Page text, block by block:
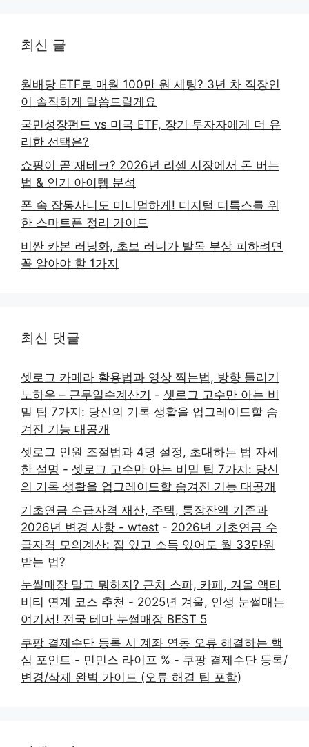
최신 글
월배당 ETF로 매월 100만 원 세팅? 3년 차 직장인
이 솔직하게 말씀드릴게요
국민성장펀드 vs 미국 ETF, 장기 투자자에게 더 유
리한 선택은?
쇼핑이 곧 재테크? 2026년 리셀 시장에서 돈 버는
법 & 인기 아이템 분석
폰 속 잡동사니도 미니멀하게! 디지털 디톡스를 위
한 스마트폰 정리 가이드
비싼 카본 러닝화, 초보 러너가 발목 부상 피하려면
꼭 알아야 할 1가지
최신 댓글
셋로그 카메라 활용법과 영상 찍는법, 방향 돌리기
노하우 – 근무일수계산기 - 셋로그 고수만 아는 비
밀 팁 7가지: 당신의 기록 생활을 업그레이드할 숨
겨진 기능 대공개
셋로그 인원 조절법과 4명 설정, 초대하는 법 자세
한 설명 - 셋로그 고수만 아는 비밀 팁 7가지: 당신
의 기록 생활을 업그레이드할 숨겨진 기능 대공개
기초연금 수급자격 재산, 주택, 통장잔액 기준과
2026년 변경 사항 - wtest - 2026년 기초연금 수
급자격 모의계산: 집 있고 소득 있어도 월 33만원
받는 법?
눈썰매장 말고 뭐하지? 근처 스파, 카페, 겨울 액티
비티 연계 코스 추천 - 2025년 겨울, 인생 눈썰매는
여기서! 전국 테마 눈썰매장 BEST 5
쿠팡 결제수단 등록 시 계좌 연동 오류 해결하는 핵
심 포인트 - 민민스 라이프 % - 쿠팡 결제수단 등록/
변경/삭제 완벽 가이드 (오류 해결 팁 포함)